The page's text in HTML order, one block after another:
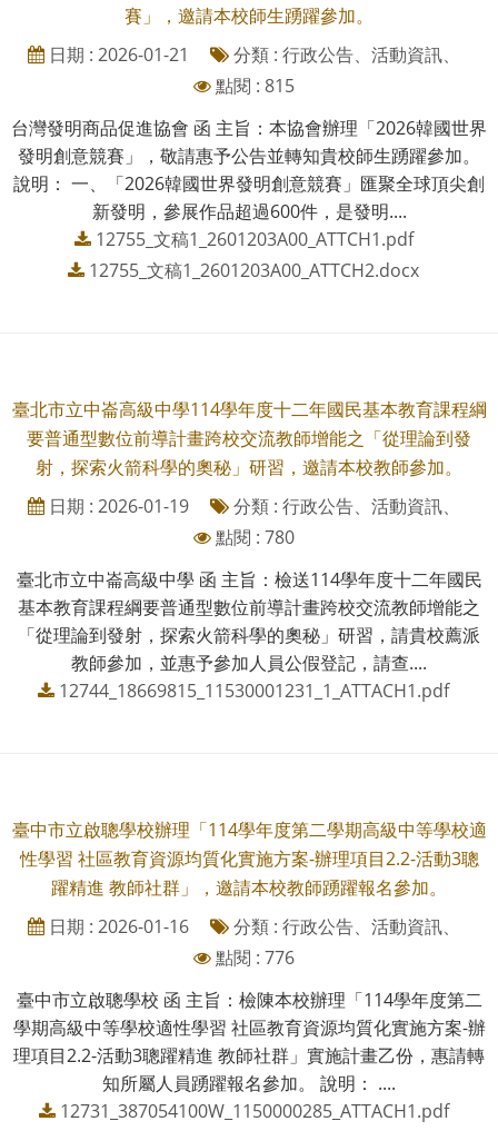
賽」，邀請本校師生踴躍參加。
日期 : 2026-01-21
分類 : 行政公告、活動資訊、
點閱 : 815
台灣發明商品促進協會 函 主旨：本協會辦理「2026韓國世界
發明創意競賽」，敬請惠予公告並轉知貴校師生踴躍參加。
說明： 一、「2026韓國世界發明創意競賽」匯聚全球頂尖創
新發明，參展作品超過600件，是發明....
12755_文稿1_2601203A00_ATTCH1.pdf
12755_文稿1_2601203A00_ATTCH2.docx
臺北市立中崙高級中學114學年度十二年國民基本教育課程綱
要普通型數位前導計畫跨校交流教師增能之「從理論到發
射，探索火箭科學的奧秘」研習，邀請本校教師參加。
日期 : 2026-01-19
分類 : 行政公告、活動資訊、
點閱 : 780
臺北市立中崙高級中學 函 主旨：檢送114學年度十二年國民
基本教育課程綱要普通型數位前導計畫跨校交流教師增能之
「從理論到發射，探索火箭科學的奧秘」研習，請貴校薦派
教師參加，並惠予參加人員公假登記，請查....
12744_18669815_11530001231_1_ATTACH1.pdf
臺中市立啟聰學校辦理「114學年度第二學期高級中等學校適
性學習 社區教育資源均質化實施方案-辦理項目2.2-活動3聰
躍精進 教師社群」，邀請本校教師踴躍報名參加。
日期 : 2026-01-16
分類 : 行政公告、活動資訊、
點閱 : 776
臺中市立啟聰學校 函 主旨：檢陳本校辦理「114學年度第二
學期高級中等學校適性學習 社區教育資源均質化實施方案-辦
理項目2.2-活動3聰躍精進 教師社群」實施計畫乙份，惠請轉
知所屬人員踴躍報名參加。 說明： ....
12731_387054100W_1150000285_ATTACH1.pdf